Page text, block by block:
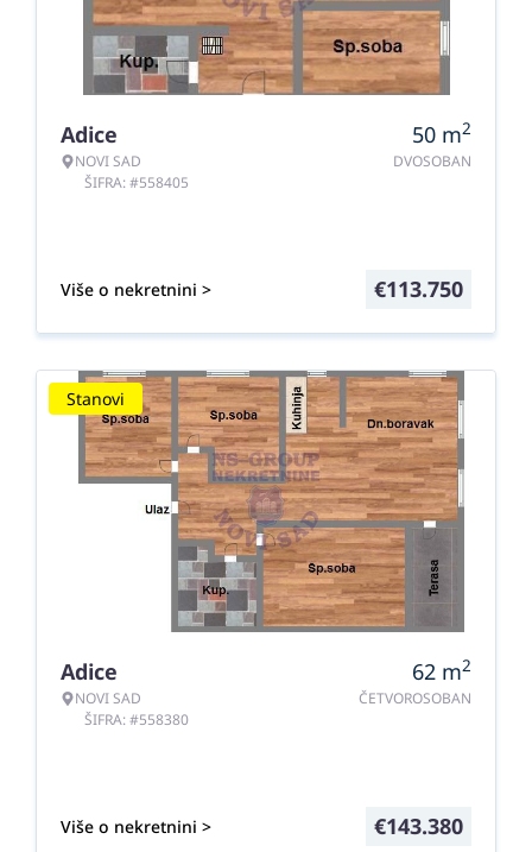
Adice
NOVI SAD
ŠIFRA: #558405
50 m2
DVOSOBAN
Više o nekretnini > €113.750
Stanovi
Adice
NOVI SAD
ŠIFRA: #558380
62 m2
ČETVOROSOBAN
Više o nekretnini > €143.380